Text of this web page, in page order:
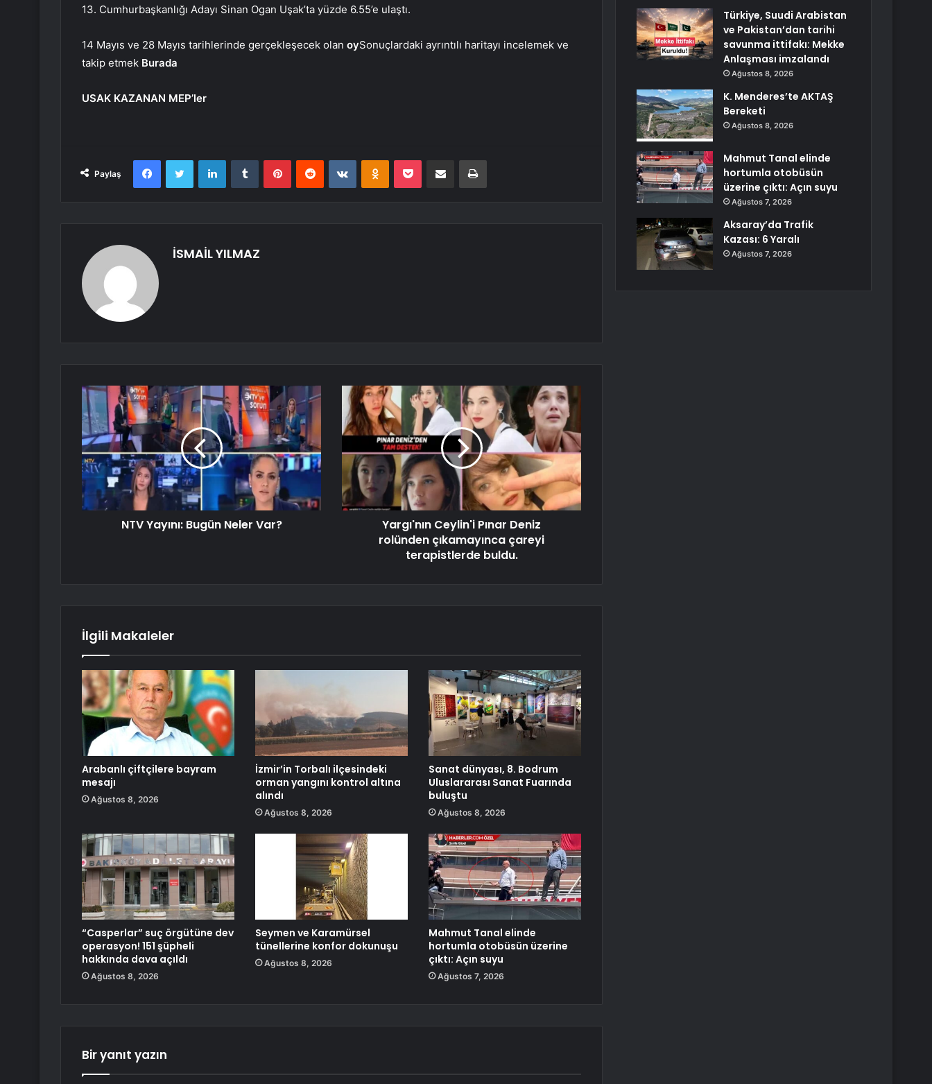
13. Cumhurbaşkanlığı Adayı Sinan Ogan Uşak’ta yüzde 6.55’e ulaştı.
14 Mayıs ve 28 Mayıs tarihlerinde gerçekleşecek olan oySonuçlardaki ayrıntılı haritayı incelemek ve
takip etmek Burada
USAK KAZANAN MEP’ler
Paylaş
FacebookTwitterLinkedInTumblrPinterestReddit VKontakteOdnoklassniki
Pocket E-Posta ile paylaş Yazdır
İSMAİL YILMAZ
NTV Yayını: Bugün Neler Var?
Yargı'nın Ceylin'i Pınar Deniz
rolünden çıkamayınca çareyi
terapistlerde buldu.
İlgili Makaleler
Arabanlı çiftçilere bayram
mesajı
Ağustos 8, 2026
İzmir’in Torbalı ilçesindeki
orman yangını kontrol altına
alındı
Ağustos 8, 2026
Sanat dünyası, 8. Bodrum
Uluslararası Sanat Fuarında
buluştu
Ağustos 8, 2026
“Casperlar” suç örgütüne dev
operasyon! 151 şüpheli
hakkında dava açıldı
Ağustos 8, 2026
Seymen ve Karamürsel
tünellerine konfor dokunuşu
Ağustos 8, 2026
Mahmut Tanal elinde
hortumla otobüsün üzerine
çıktı: Açın suyu
Ağustos 7, 2026
Bir yanıt yazın
Türkiye, Suudi Arabistan
ve Pakistan’dan tarihi
savunma ittifakı: Mekke
Anlaşması imzalandı
Ağustos 8, 2026
K. Menderes’te AKTAŞ
Bereketi
Ağustos 8, 2026
Mahmut Tanal elinde
hortumla otobüsün
üzerine çıktı: Açın suyu
Ağustos 7, 2026
Aksaray’da Trafik
Kazası: 6 Yaralı
Ağustos 7, 2026